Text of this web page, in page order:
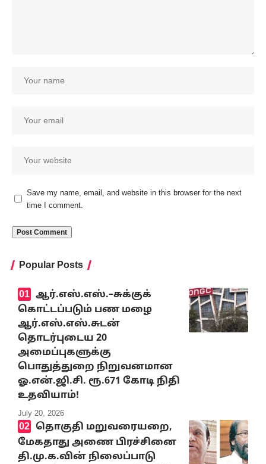
Save my name, email, and website in this browser for the next
time I comment.
Popular Posts
ஆர்.எஸ்.எஸ்.–சுக்குக்
கொட்டப்படும் பண மழை
ஆர்.எஸ்.எஸ்.சுடன்
தொடர்புடைய 20
அமைப்புகளுக்கு
பொதுத்துறை நிறுவனமான
ஓ.என்.ஜி.சி. ரூ.671 கோடி நிதி
உதவியாம்!
July 20, 2026
தொகுதி மறுவரையறை,
மேகதாது அணை பிரச்சினை
தி.மு.க.வின் நிலைப்பாடு